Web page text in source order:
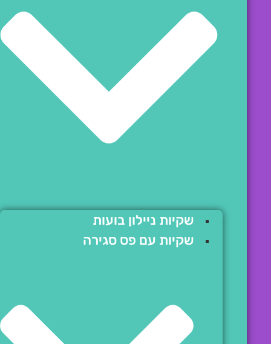
שקיות ניילון בועות
שקיות עם פס סגירה